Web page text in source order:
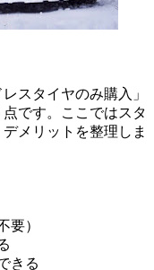
スタイヤのみ購入」
です。ここではスタ
メリットを整理しま
要）
きる